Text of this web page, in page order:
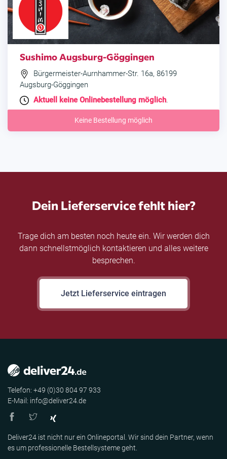
Sushimo Augsburg-Göggingen
Bürgermeister-Aurnhammer-Str. 16a, 86199
Augsburg-Göggingen
Aktuell keine Onlinebestellung möglich.
Keine Bestellung möglich
Dein Lieferservice fehlt hier?
Trage dich am besten noch heute ein. Wir werden dich
dann schnellstmöglich kontaktieren und alles weitere
besprechen.
Jetzt Lieferservice eintragen
Telefon: +49 (0)30 804 97 933
E-Mail: info@deliver24.de
Deliver24 ist nicht nur ein Onlineportal. Wir sind dein Partner, wenn
es um professionelle Bestellsysteme geht.